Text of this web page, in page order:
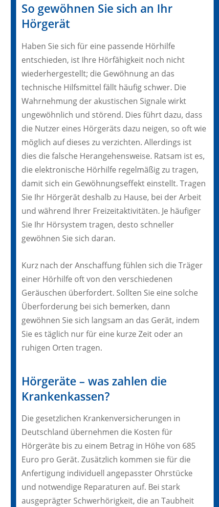
So gewöhnen Sie sich an Ihr
Hörgerät
Haben Sie sich für eine passende Hörhilfe
entschieden, ist Ihre Hörfähigkeit noch nicht
wiederhergestellt; die Gewöhnung an das
technische Hilfsmittel fällt häufig schwer. Die
Wahrnehmung der akustischen Signale wirkt
ungewöhnlich und störend. Dies führt dazu, dass
die Nutzer eines Hörgeräts dazu neigen, so oft wie
möglich auf dieses zu verzichten. Allerdings ist
dies die falsche Herangehensweise. Ratsam ist es,
die elektronische Hörhilfe regelmäßig zu tragen,
damit sich ein Gewöhnungseffekt einstellt. Tragen
Sie Ihr Hörgerät deshalb zu Hause, bei der Arbeit
und während Ihrer Freizeitaktivitäten. Je häufiger
Sie Ihr Hörsystem tragen, desto schneller
gewöhnen Sie sich daran.
Kurz nach der Anschaffung fühlen sich die Träger
einer Hörhilfe oft von den verschiedenen
Geräuschen überfordert. Sollten Sie eine solche
Überforderung bei sich bemerken, dann
gewöhnen Sie sich langsam an das Gerät, indem
Sie es täglich nur für eine kurze Zeit oder an
ruhigen Orten tragen.
Hörgeräte – was zahlen die
Krankenkassen?
Die gesetzlichen Krankenversicherungen in
Deutschland übernehmen die Kosten für
Hörgeräte bis zu einem Betrag in Höhe von 685
Euro pro Gerät. Zusätzlich kommen sie für die
Anfertigung individuell angepasster Ohrstücke
und notwendige Reparaturen auf. Bei stark
ausgeprägter Schwerhörigkeit, die an Taubheit